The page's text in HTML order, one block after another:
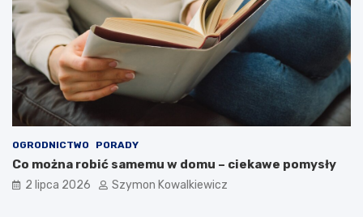
OGRODNICTWO PORADY
Co można robić samemu w domu – ciekawe pomysły
2 lipca 2026 Szymon Kowalkiewicz